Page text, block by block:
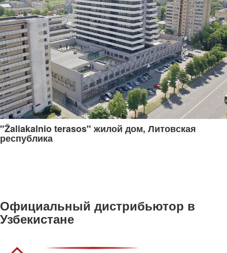
"Žaliakalnio terasos" жилой дом, Литовская
республика
Официальный дистрибьютор в
Узбекистане